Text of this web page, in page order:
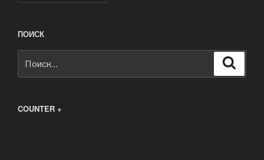
ПОИСК
COUNTER +